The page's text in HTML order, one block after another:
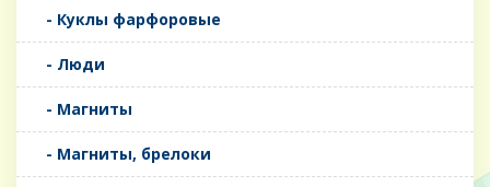
- Куклы фарфоровые
- Люди
- Магниты
- Магниты, брелоки